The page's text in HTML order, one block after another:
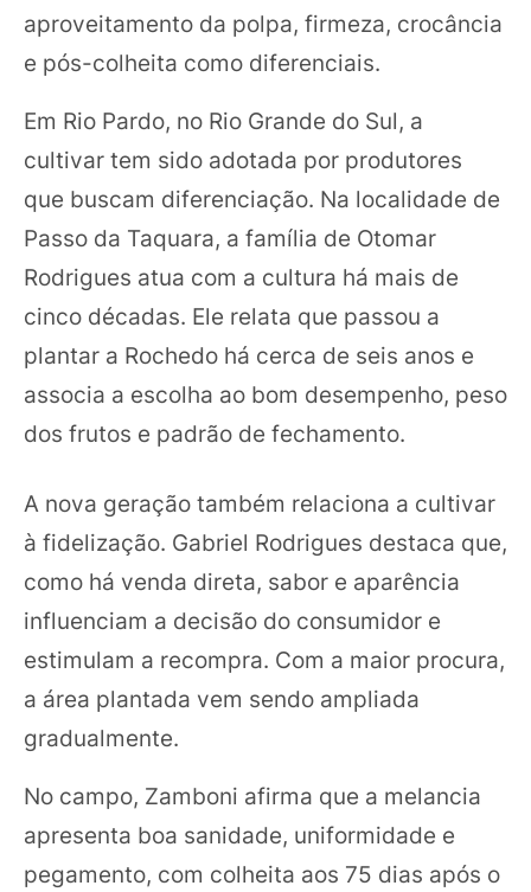
aproveitamento da polpa, firmeza, crocância
e pós-colheita como diferenciais.
Em Rio Pardo, no Rio Grande do Sul, a
cultivar tem sido adotada por produtores
que buscam diferenciação. Na localidade de
Passo da Taquara, a família de Otomar
Rodrigues atua com a cultura há mais de
cinco décadas. Ele relata que passou a
plantar a Rochedo há cerca de seis anos e
associa a escolha ao bom desempenho, peso
dos frutos e padrão de fechamento.
A nova geração também relaciona a cultivar
à fidelização. Gabriel Rodrigues destaca que,
como há venda direta, sabor e aparência
influenciam a decisão do consumidor e
estimulam a recompra. Com a maior procura,
a área plantada vem sendo ampliada
gradualmente.
No campo, Zamboni afirma que a melancia
apresenta boa sanidade, uniformidade e
pegamento, com colheita aos 75 dias após o